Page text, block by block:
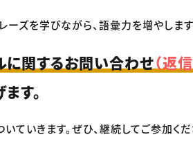
ーズを学びながら、語彙力を増やします
に関するお問い合わせ（返
す。
ていきます。ぜひ、継続してご参加くだ